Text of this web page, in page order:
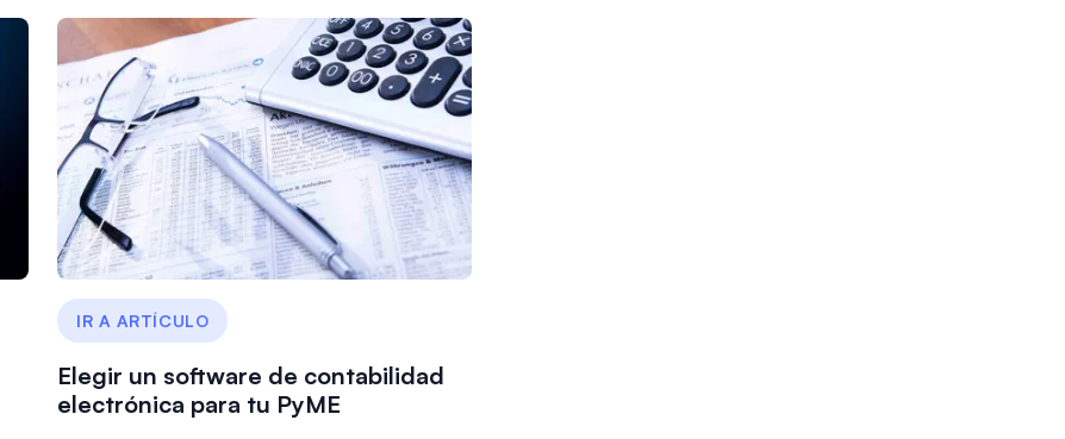
IR A ARTÍCULO
Elegir un software de contabilidad
electrónica para tu PyME